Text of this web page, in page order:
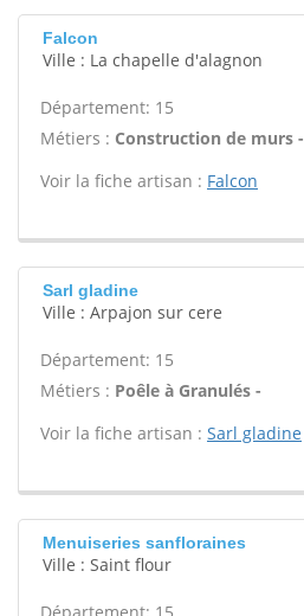
Falcon
Ville : La chapelle d'alagnon
Département: 15
Métiers : Construction de murs -
Voir la fiche artisan : Falcon
Sarl gladine
Ville : Arpajon sur cere
Département: 15
Métiers : Poêle à Granulés -
Voir la fiche artisan : Sarl gladine
Menuiseries sanfloraines
Ville : Saint flour